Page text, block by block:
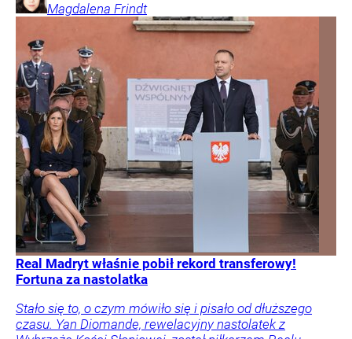
Magdalena Frindt
Real Madryt właśnie pobił rekord transferowy!
Fortuna za nastolatka
Stało się to, o czym mówiło się i pisało od dłuższego
czasu. Yan Diomande, rewelacyjny nastolatek z